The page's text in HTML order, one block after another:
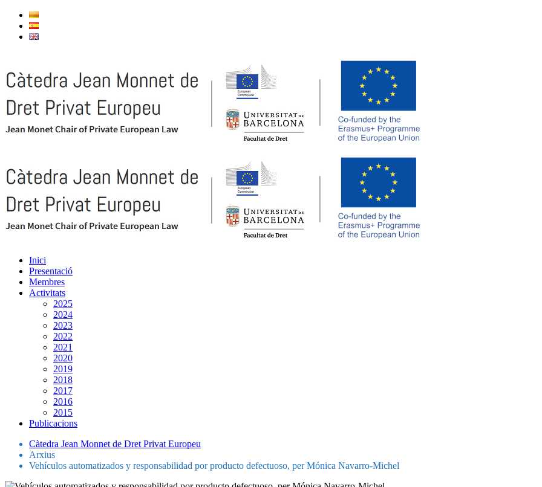
Inici
Presentació
Membres
Activitats
2025
2024
2023
2022
2021
2020
2019
2018
2017
2016
2015
Publicacions
Càtedra Jean Monnet de Dret Privat Europeu
Arxius
Vehículos automatizados y responsabilidad por producto defectuoso, per Mónica Navarro-Michel